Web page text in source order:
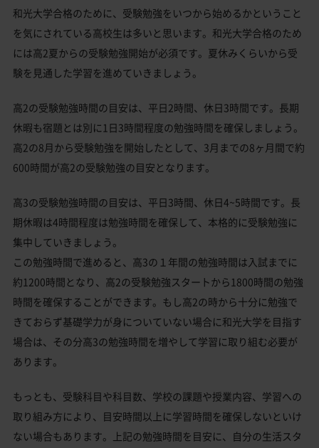
和光大学合格のために、受験勉強をいつから始めるかということ
を気にされている高校生は多いと思います。和光大学合格のため
には高2夏からの受験勉強開始が必須です。夏休みくらいから受
験を見通した学習を進めていきましょう。
高2の受験勉強時間の目安は、平日2時間、休日3時間です。長期
休暇も宿題とは別に1日3時間程度の勉強時間を確保しましょう。
高2の8月から受験勉強を開始したとして、3月までの8ヶ月間で約
600時間が高2の受験勉強の目安となります。
高3の受験勉強時間の目安は、平日3時間、休日4~5時間です。長
期休暇は4時間程度は勉強時間を確保して、本格的に受験勉強に
集中していきましょう。
この勉強時間で進めると、高3の１年間の勉強時間は入試までに
約1200時間となり、高2の受験勉強スタートから1800時間の勉強
時間を確保することができます。もし高2の時から十分に勉強で
きておらず基礎学力が身についていない場合に和光大学を目指す
場合は、その分高3の勉強時間を増やして学習に取り組む必要が
あります。
もっとも、受験科目や科目数、学校の課題や授業内容、学習への
取り組み方により、目安時間以上に学習時間を確保しないといけ
ない場合もあります。上記の勉強時間を目安に、自分の生活スタ